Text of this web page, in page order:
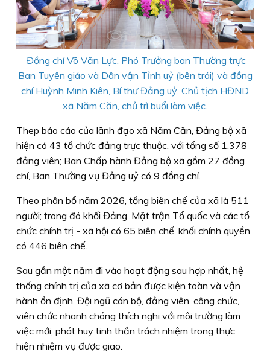
Đồng chí Võ Văn Lực, Phó Trưởng ban Thường trực
Ban Tuyên giáo và Dân vận Tỉnh uỷ (bên trái) và đồng
chí Huỳnh Minh Kiên, Bí thư Đảng uỷ, Chủ tịch HĐND
xã Năm Căn, chủ trì buổi làm việc.
Thep báo cáo của lãnh đạo xã Năm Căn, Đảng bộ xã
hiện có 43 tổ chức đảng trực thuộc, với tổng số 1.378
đảng viên; Ban Chấp hành Đảng bộ xã gồm 27 đồng
chí, Ban Thường vụ Đảng uỷ có 9 đồng chí.
Theo phân bổ năm 2026, tổng biên chế của xã là 511
người; trong đó khối Đảng, Mặt trận Tổ quốc và các tổ
chức chính trị - xã hội có 65 biên chế, khối chính quyền
có 446 biên chế.
Sau gần một năm đi vào hoạt động sau hợp nhất, hệ
thống chính trị của xã cơ bản được kiện toàn và vận
hành ổn định. Đội ngũ cán bộ, đảng viên, công chức,
viên chức nhanh chóng thích nghi với môi trường làm
việc mới, phát huy tinh thần trách nhiệm trong thực
hiện nhiệm vụ được giao.